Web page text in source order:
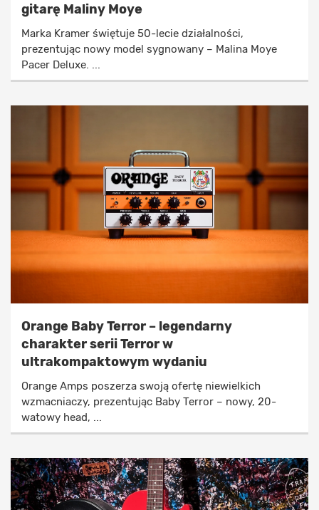
gitarę Maliny Moye
Marka Kramer świętuje 50-lecie działalności,
prezentując nowy model sygnowany – Malina Moye
Pacer Deluxe. ...
Orange Baby Terror – legendarny
charakter serii Terror w
ultrakompaktowym wydaniu
Orange Amps poszerza swoją ofertę niewielkich
wzmacniaczy, prezentując Baby Terror – nowy, 20-
watowy head, ...